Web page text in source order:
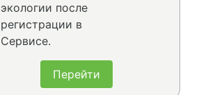
экологии после
регистрации в
Сервисе.
Перейти